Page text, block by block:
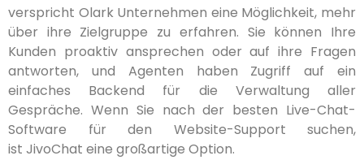
verspricht Olark Unternehmen eine Möglichkeit, mehr
über ihre Zielgruppe zu erfahren. Sie können Ihre
Kunden proaktiv ansprechen oder auf ihre Fragen
antworten, und Agenten haben Zugriff auf ein
einfaches Backend für die Verwaltung aller
Gespräche. Wenn Sie nach der besten Live-Chat-
Software für den Website-Support suchen,
ist JivoChat eine großartige Option.